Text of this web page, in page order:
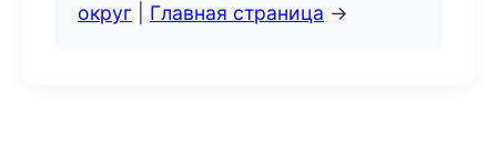
округ
Главная страница →